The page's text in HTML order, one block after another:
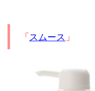
「 スムース 」